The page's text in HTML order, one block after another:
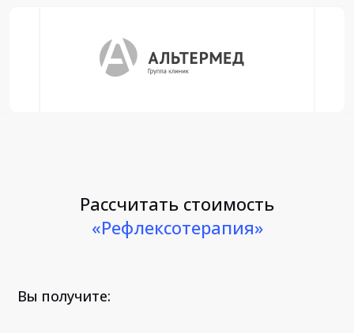
Рассчитать стоимость
«Рефлексотерапия»
Вы получите: